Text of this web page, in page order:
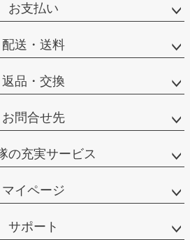
お支払い
配送・送料
返品・交換
お問合せ先
の充実サービス
マイページ
サポート